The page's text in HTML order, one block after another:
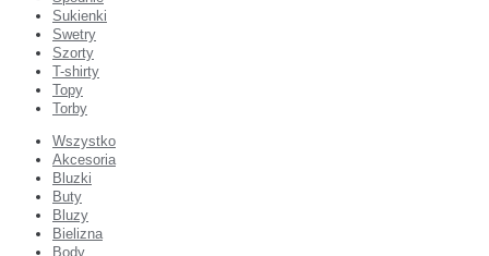
Sukienki
Swetry
Szorty
T-shirty
Topy
Torby
Wszystko
Akcesoria
Bluzki
Buty
Bluzy
Bielizna
Body